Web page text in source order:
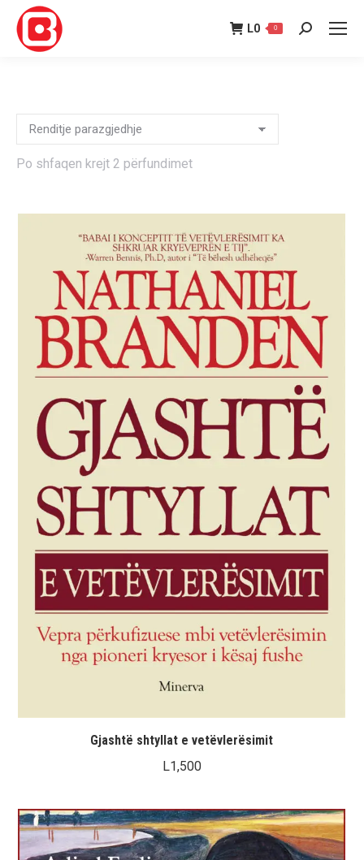
L0 0 Search:
Po shfaqen krejt 2 përfundimet
Gjashtë shtyllat e vetëvlerësimit
L1,500